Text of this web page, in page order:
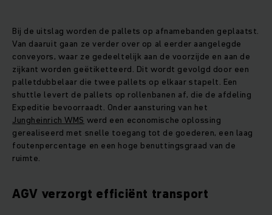
Bij de uitslag worden de pallets op afnamebanden geplaatst.
Van daaruit gaan ze verder over op al eerder aangelegde
conveyors, waar ze gedeeltelijk aan de voorzijde en aan de
zijkant worden geëtiketteerd. Dit wordt gevolgd door een
palletdubbelaar die twee pallets op elkaar stapelt. Een
shuttle levert de pallets op rollenbanen af, die de afdeling
Expeditie bevoorraadt. Onder aansturing van het
Jungheinrich WMS werd een economische oplossing
gerealiseerd met snelle toegang tot de goederen, een laag
foutenpercentage en een hoge benuttingsgraad van de
ruimte.
AGV verzorgt efficiënt transport